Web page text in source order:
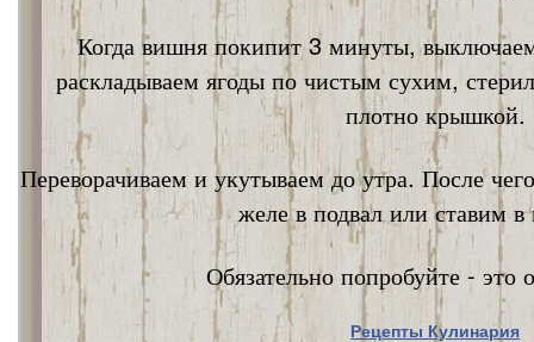
Когда вишня покипит 3 минуты,
раскладываем ягоды по чистым сухим,
плотно крышкой.
Переворачиваем и укутываем до утра. После
желе в подвал или ставим в
Обязательно попробуйте - это
Рецепты Кулинария